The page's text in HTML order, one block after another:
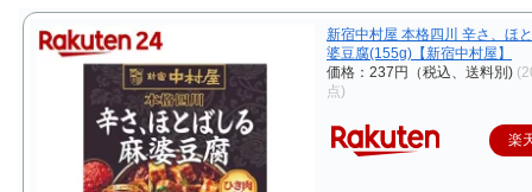
新宿中村屋 本格四川 辛さ、ほ
婆豆腐(155g)【新宿中村屋】
価格：237円（税込、送料別)
点)
楽